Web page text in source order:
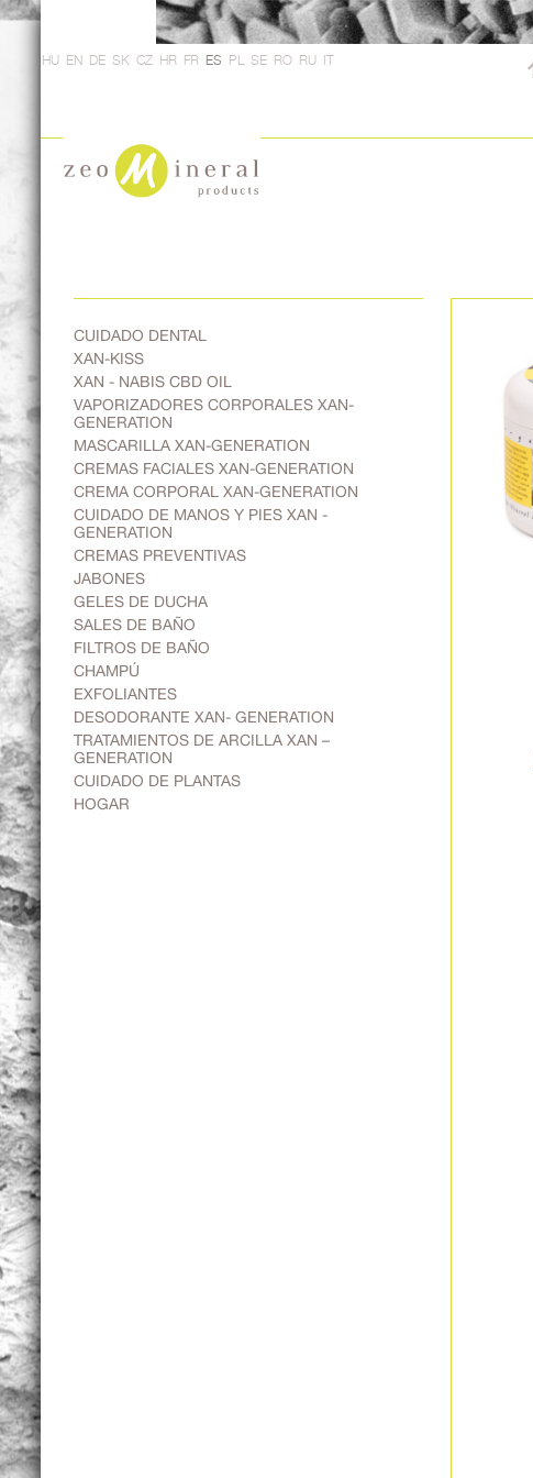
HU EN DE SK CZ HR FR ES PL SE RO RU IT
CUIDADO DENTAL
XAN-KISS
XAN - NABIS CBD OIL
VAPORIZADORES CORPORALES XAN-
GENERATION
MASCARILLA XAN-GENERATION
CREMAS FACIALES XAN-GENERATION
CREMA CORPORAL XAN-GENERATION
CUIDADO DE MANOS Y PIES XAN -
GENERATION
CREMAS PREVENTIVAS
JABONES
GELES DE DUCHA
SALES DE BAÑO
FILTROS DE BAÑO
CHAMPÚ
EXFOLIANTES
DESODORANTE XAN- GENERATION
TRATAMIENTOS DE ARCILLA XAN –
GENERATION
CUIDADO DE PLANTAS
HOGAR